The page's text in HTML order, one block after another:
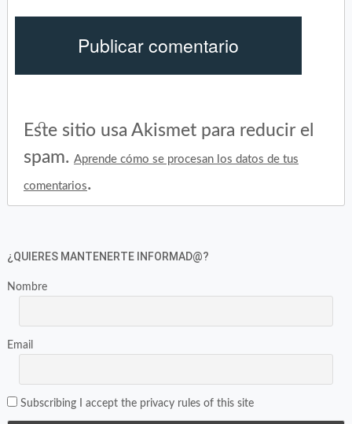
Este sitio usa Akismet para reducir el
spam. Aprende cómo se procesan los datos de tus
comentarios.
¿QUIERES MANTENERTE INFORMAD@?
Nombre
Email
Subscribing I accept the privacy rules of this site